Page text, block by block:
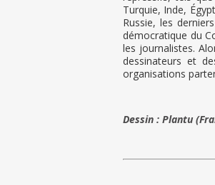
Turquie, Inde,
Russie, les
démocratique du
les journalistes.
dessinateurs et
organisations
Dessin : Plantu